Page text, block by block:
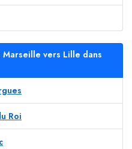
vers Lille dans
Roi